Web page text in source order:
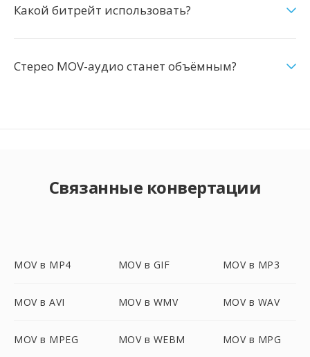
Какой битрейт использовать?
Стерео MOV-аудио станет объёмным?
Связанные конвертации
MOV в MP4 MOV в GIF MOV в MP3
MOV в AVI MOV в WMV MOV в WAV
MOV в MPEG MOV в WEBM MOV в MPG